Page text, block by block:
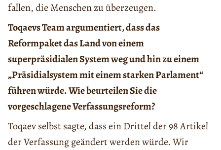
fallen, die Menschen zu überzeugen.
Toqaevs Team argumentiert, dass das
Reformpaket das Land von einem
superpräsidialen System weg und hin zu einem
„Präsidialsystem mit einem starken Parlament“
führen würde. Wie beurteilen Sie die
vorgeschlagene Verfassungsreform?
Toqaev selbst sagte, dass ein Drittel der 98 Artikel
der Verfassung geändert werden würde. Wir